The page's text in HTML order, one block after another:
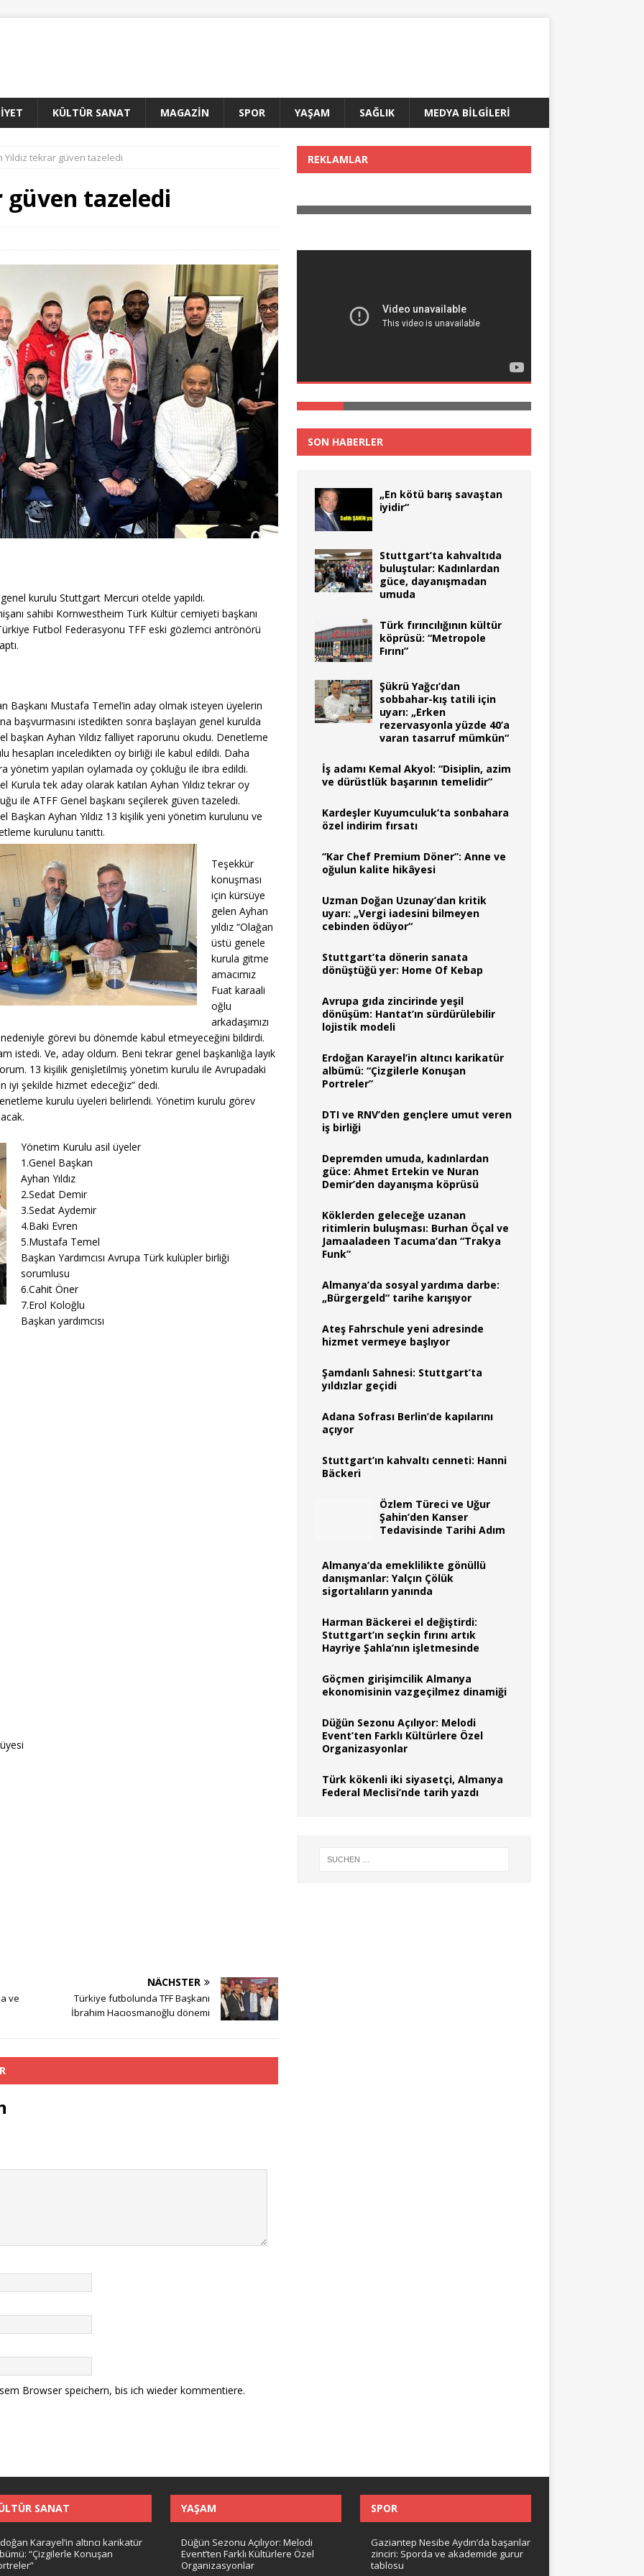
KÜLTÜR SANAT MAGAZİN SPOR YAŞAM SAĞLIK MEDYA BİLGİLERİ
Yıldız tekrar güven tazeledi
güven tazeledi
kurulu Stuttgart Mercuri otelde yapıldı.
sahibi Kornwestheim Türk Kültür cemiyeti başkanı
Futbol Federasyonu TFF eski gözlemci antrönörü
Başkanı Mustafa Temel’in aday olmak isteyen üyelerin
başvurmasını istedikten sonra başlayan genel kurulda
başkan Ayhan Yıldız falliyet raporunu okudu. Denetleme
hesapları inceledikten oy birliği ile kabul edildi. Daha
yönetim yapılan oylamada oy çokluğu ile ibra edildi.
Kurula tek aday olarak katılan Ayhan Yıldız tekrar oy
ile ATFF Genel başkanı seçilerek güven tazeledi.
Başkan Ayhan Yıldız 13 kişilik yeni yönetim kurulunu ve
kurulunu tanıttı.
Teşekkür
konuşması
için kürsüye
gelen Ayhan
yıldız “Olağan
üstü genele
kurula gitme
amacımız
Fuat karaali
oğlu
arkadaşımızı
görevi bu dönemde kabul etmeyeceğini bildirdi.
istedi. Ve, aday oldum. Beni tekrar genel başkanlığa layık
13 kişilik genişletilmiş yönetim kurulu ile Avrupadaki
iyi şekilde hizmet edeceğiz” dedi.
kurulu üyeleri belirlendi. Yönetim kurulu görev
Yönetim Kurulu asil üyeler
1.Genel Başkan
Ayhan Yıldız
2.Sedat Demir
3.Sedat Aydemir
4.Baki Evren
5.Mustafa Temel
Başkan Yardımcısı Avrupa Türk kulüpler birliği
sorumlusu
6.Cahit Öner
7.Erol Koloğlu
Başkan yardımcısı
ve
NÄCHSTER
Türkiye futbolunda TFF Başkanı
İbrahim Hacıosmanoğlu dönemi
Browser speichern, bis ich wieder kommentiere.
REKLAMLAR
SON HABERLER
„En kötü barış savaştan
iyidir“
Stuttgart’ta kahvaltıda
buluştular: Kadınlardan
güce, dayanışmadan
umuda
Türk fırıncılığının kültür
köprüsü: “Metropole
Fırını”
Şükrü Yağcı’dan
sobbahar-kış tatili için
uyarı: „Erken
rezervasyonla yüzde 40’a
varan tasarruf mümkün“
İş adamı Kemal Akyol: “Disiplin, azim
ve dürüstlük başarının temelidir”
Kardeşler Kuyumculuk’ta sonbahara
özel indirim fırsatı
“Kar Chef Premium Döner”: Anne ve
oğulun kalite hikâyesi
Uzman Doğan Uzunay’dan kritik
uyarı: „Vergi iadesini bilmeyen
cebinden ödüyor“
Stuttgart’ta dönerin sanata
dönüştüğü yer: Home Of Kebap
Avrupa gıda zincirinde yeşil
dönüşüm: Hantat’ın sürdürülebilir
lojistik modeli
Erdoğan Karayel’in altıncı karikatür
albümü: “Çizgilerle Konuşan
Portreler”
DTI ve RNV’den gençlere umut veren
iş birliği
Depremden umuda, kadınlardan
güce: Ahmet Ertekin ve Nuran
Demir’den dayanışma köprüsü
Köklerden geleceğe uzanan
ritimlerin buluşması: Burhan Öçal ve
Jamaaladeen Tacuma’dan “Trakya
Funk”
Almanya’da sosyal yardıma darbe:
„Bürgergeld“ tarihe karışıyor
Ateş Fahrschule yeni adresinde
hizmet vermeye başlıyor
Şamdanlı Sahnesi: Stuttgart’ta
yıldızlar geçidi
Adana Sofrası Berlin’de kapılarını
açıyor
Stuttgart’ın kahvaltı cenneti: Hanni
Bäckeri
Özlem Türeci ve Uğur
Şahin’den Kanser
Tedavisinde Tarihi Adım
Almanya‘da emeklilikte gönüllü
danışmanlar: Yalçın Çölük
sigortalıların yanında
Harman Bäckerei el değiştirdi:
Stuttgart’ın seçkin fırını artık
Hayriye Şahla’nın işletmesinde
Göçmen girişimcilik Almanya
ekonomisinin vazgeçilmez dinamiği
Düğün Sezonu Açılıyor: Melodi
Event’ten Farklı Kültürlere Özel
Organizasyonlar
Türk kökenli iki siyasetçi, Almanya
Federal Meclisi’nde tarih yazdı
SANAT
Karayel’in altıncı karikatür
“Çizgilerle Konuşan
YAŞAM
Düğün Sezonu Açılıyor: Melodi
Event’ten Farklı Kültürlere Özel
Organizasyonlar
SPOR
Gaziantep Nesibe Aydın’da başarılar
zinciri: Sporda ve akademide gurur
tablosu